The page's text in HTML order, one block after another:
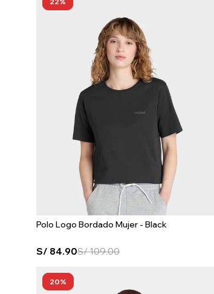
Polo Logo Bordado Mujer - Black
S/ 84.90S/109.00
20